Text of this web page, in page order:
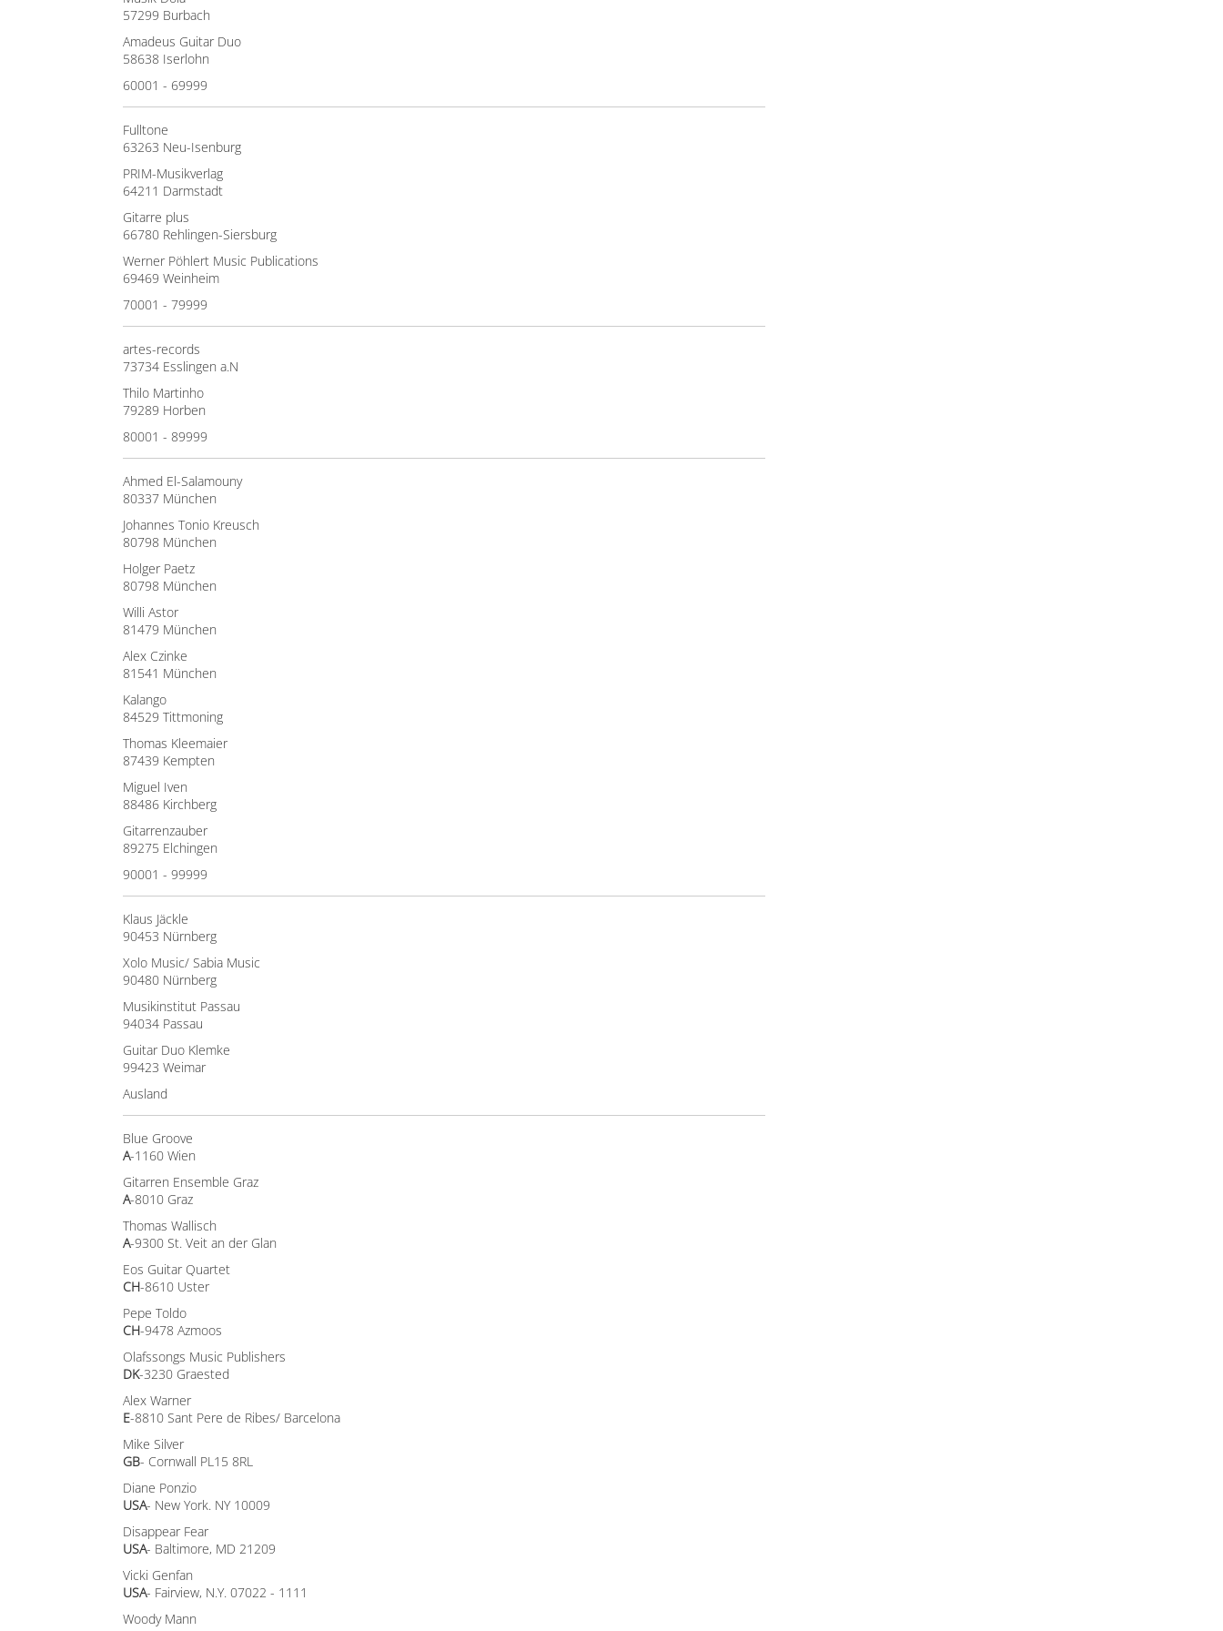
57299 Burbach
Amadeus Guitar Duo
58638 Iserlohn
60001 - 69999
Fulltone
63263 Neu-Isenburg
PRIM-Musikverlag
64211 Darmstadt
Gitarre plus
66780 Rehlingen-Siersburg
Werner Pöhlert Music Publications
69469 Weinheim
70001 - 79999
artes-records
73734 Esslingen a.N
Thilo Martinho
79289 Horben
80001 - 89999
Ahmed El-Salamouny
80337 München
Johannes Tonio Kreusch
80798 München
Holger Paetz
80798 München
Willi Astor
81479 München
Alex Czinke
81541 München
Kalango
84529 Tittmoning
Thomas Kleemaier
87439 Kempten
Miguel Iven
88486 Kirchberg
Gitarrenzauber
89275 Elchingen
90001 - 99999
Klaus Jäckle
90453 Nürnberg
Xolo Music/ Sabia Music
90480 Nürnberg
Musikinstitut Passau
94034 Passau
Guitar Duo Klemke
99423 Weimar
Ausland
Blue Groove
A-1160 Wien
Gitarren Ensemble Graz
A-8010 Graz
Thomas Wallisch
A-9300 St. Veit an der Glan
Eos Guitar Quartet
CH-8610 Uster
Pepe Toldo
CH-9478 Azmoos
Olafssongs Music Publishers
DK-3230 Graested
Alex Warner
E-8810 Sant Pere de Ribes/ Barcelona
Mike Silver
GB- Cornwall PL15 8RL
Diane Ponzio
USA- New York. NY 10009
Disappear Fear
USA- Baltimore, MD 21209
Vicki Genfan
USA- Fairview, N.Y. 07022 - 1111
Woody Mann